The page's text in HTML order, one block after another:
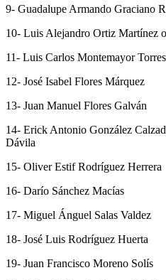
9- Guadalupe Armando Graciano
10- Luis Alejandro Ortiz Martínez
11- Luis Carlos Montemayor Torres
12- José Isabel Flores Márquez
13- Juan Manuel Flores Galván
14- Erick Antonio González
Dávila
15- Oliver Estif Rodríguez Herrera
16- Darío Sánchez Macías
17- Miguel Ánguel Salas Valdez
18- José Luis Rodríguez Huerta
19- Juan Francisco Moreno Solís